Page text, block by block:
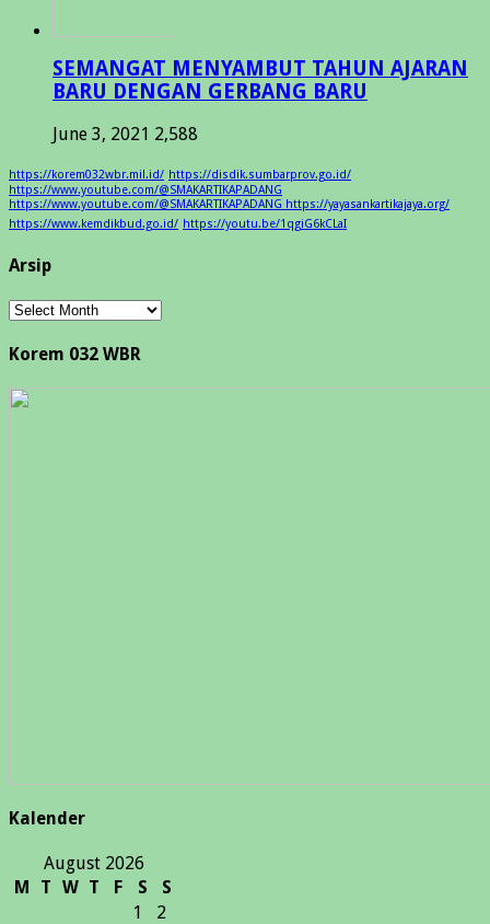
SEMANGAT MENYAMBUT TAHUN AJARAN
BARU DENGAN GERBANG BARU
June 3, 2021 2,588
https://korem032wbr.mil.id/ https://disdik.sumbarprov.go.id/
https://www.youtube.com/@SMAKARTIKAPADANG
https://www.youtube.com/@SMAKARTIKAPADANG https://yayasankartikajaya.org/
https://www.kemdikbud.go.id/ https://youtu.be/1qgiG6kCLaI
Arsip
Arsip
Korem 032 WBR
Kalender
August 2026
M
T W T F S
S
1
2